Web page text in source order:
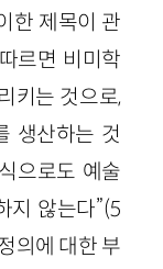
한 제목이 관
르면 비미학
키는 것으로,
생산하는 것
으로도 예술
지 않는다”(5
의에 대한 부